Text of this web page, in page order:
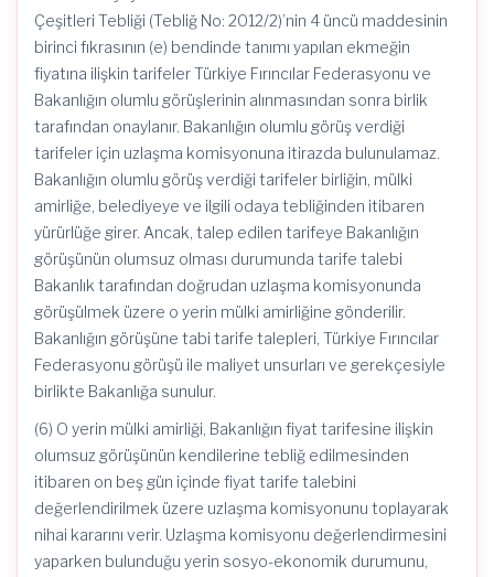
Çeşitleri Tebliği (Tebliğ No: 2012/2)’nin 4 üncü maddesinin
birinci fıkrasının (e) bendinde tanımı yapılan ekmeğin
fiyatına ilişkin tarifeler Türkiye Fırıncılar Federasyonu ve
Bakanlığın olumlu görüşlerinin alınmasından sonra birlik
tarafından onaylanır. Bakanlığın olumlu görüş verdiği
tarifeler için uzlaşma komisyonuna itirazda bulunulamaz.
Bakanlığın olumlu görüş verdiği tarifeler birliğin, mülki
amirliğe, belediyeye ve ilgili odaya tebliğinden itibaren
yürürlüğe girer. Ancak, talep edilen tarifeye Bakanlığın
görüşünün olumsuz olması durumunda tarife talebi
Bakanlık tarafından doğrudan uzlaşma komisyonunda
görüşülmek üzere o yerin mülki amirliğine gönderilir.
Bakanlığın görüşüne tabi tarife talepleri, Türkiye Fırıncılar
Federasyonu görüşü ile maliyet unsurları ve gerekçesiyle
birlikte Bakanlığa sunulur.
(6) O yerin mülki amirliği, Bakanlığın fiyat tarifesine ilişkin
olumsuz görüşünün kendilerine tebliğ edilmesinden
itibaren on beş gün içinde fiyat tarife talebini
değerlendirilmek üzere uzlaşma komisyonunu toplayarak
nihai kararını verir. Uzlaşma komisyonu değerlendirmesini
yaparken bulunduğu yerin sosyo-ekonomik durumunu,